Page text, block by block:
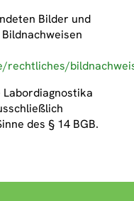
Bilder und
rechtliches/
Labordiagnostika
des § 14 BGB.